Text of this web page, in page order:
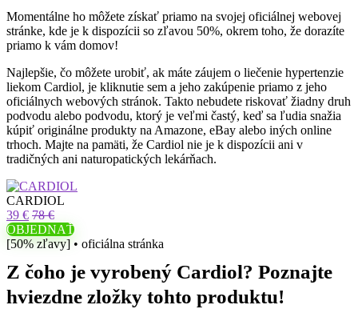
Momentálne ho môžete získať priamo na svojej oficiálnej webovej
stránke, kde je k dispozícii so zľavou 50%, okrem toho, že dorazíte
priamo k vám domov!
Najlepšie, čo môžete urobiť, ak máte záujem o liečenie hypertenzie
liekom Cardiol, je kliknutie sem a jeho zakúpenie priamo z jeho
oficiálnych webových stránok. Takto nebudete riskovať žiadny druh
podvodu alebo podvodu, ktorý je veľmi častý, keď sa ľudia snažia
kúpiť originálne produkty na Amazone, eBay alebo iných online
trhoch. Majte na pamäti, že Cardiol nie je k dispozícii ani v
tradičných ani naturopatických lekárňach.
CARDIOL
39 € 78 €
OBJEDNAŤ
[50% zľavy] • oficiálna stránka
Z čoho je vyrobený Cardiol? Poznajte
hviezdne zložky tohto produktu!